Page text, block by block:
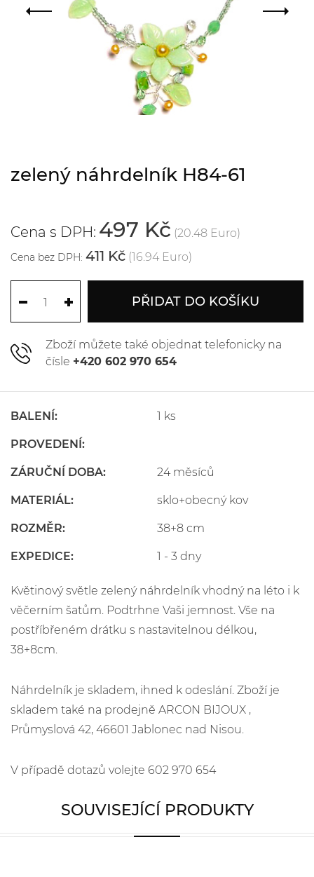
zelený náhrdelník H84-61
Cena s DPH: 497 Kč (20.48 Euro)
Cena bez DPH: 411 Kč (16.94 Euro)
PŘIDAT DO KOŠÍKU
Zboží můžete také objednat telefonicky na
čísle +420 602 970 654
BALENÍ: 1 ks
PROVEDENÍ:
ZÁRUČNÍ DOBA: 24 měsíců
MATERIÁL: sklo+obecný kov
ROZMĚR: 38+8 cm
EXPEDICE: 1 - 3 dny
Květinový světle zelený náhrdelník vhodný na léto i k
věčerním šatům. Podtrhne Vaši jemnost. Vše na
postříbřeném drátku s nastavitelnou délkou,
38+8cm.
Náhrdelník je skladem, ihned k odeslání. Zboží je
skladem také na prodejně ARCON BIJOUX ,
Průmyslová 42, 46601 Jablonec nad Nisou.
V případě dotazů volejte 602 970 654
SOUVISEJÍCÍ PRODUKTY